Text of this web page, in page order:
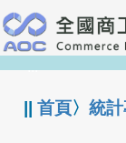
跳
到
主
要
:::
||首頁〉統